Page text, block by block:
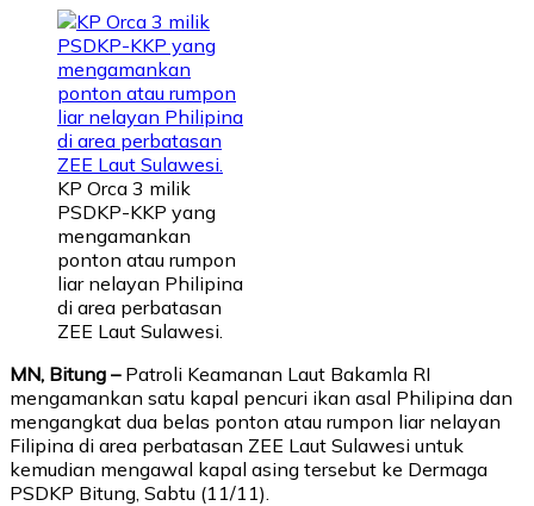
KP Orca 3 milik
PSDKP-KKP yang
mengamankan
ponton atau rumpon
liar nelayan Philipina
di area perbatasan
ZEE Laut Sulawesi.
MN, Bitung – Patroli Keamanan Laut Bakamla RI
mengamankan satu kapal pencuri ikan asal Philipina dan
mengangkat dua belas ponton atau rumpon liar nelayan
Filipina di area perbatasan ZEE Laut Sulawesi untuk
kemudian mengawal kapal asing tersebut ke Dermaga
PSDKP Bitung, Sabtu (11/11).